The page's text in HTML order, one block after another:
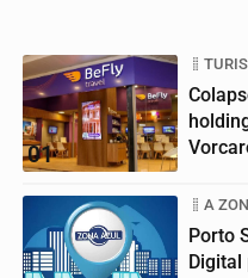
01
A
Porto